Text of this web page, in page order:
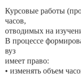
Курсовые работы
часов,
отводимых на
В процессе
вуз
имеет право:
• изменять объем